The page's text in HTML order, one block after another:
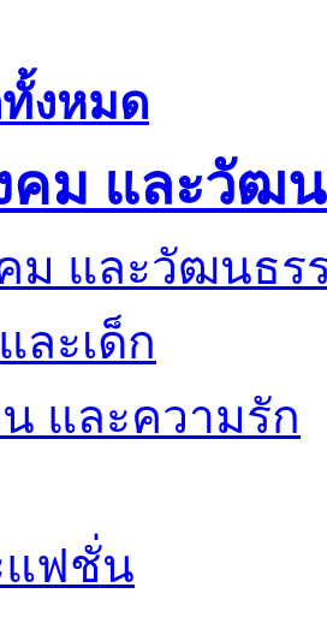
งหมด
คม และวัฒ
ละเด็ก
และความรัก
แฟชั่น